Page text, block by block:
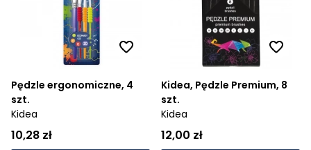
Pędzle ergonomiczne, 4
szt.
Kidea
10,28 zł
Kidea, Pędzle Premium, 8
szt.
Kidea
12,00 zł